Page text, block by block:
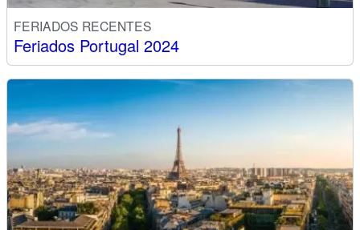
FERIADOS RECENTES
Feriados Portugal 2024